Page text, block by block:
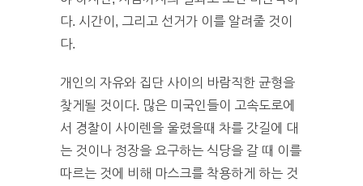
다. 시간이, 그리고 선거가 이를 알려줄 것이
다.
개인의 자유와 집단 사이의 바람직한 균형을
찾게될 것이다. 많은 미국인들이 고속도로에
서 경찰이 사이렌을 울렸을때 차를 갓길에 대
는 것이나 정장을 요구하는 식당을 갈 때 이를
따르는 것에 비해 마스크를 착용하게 하는 것